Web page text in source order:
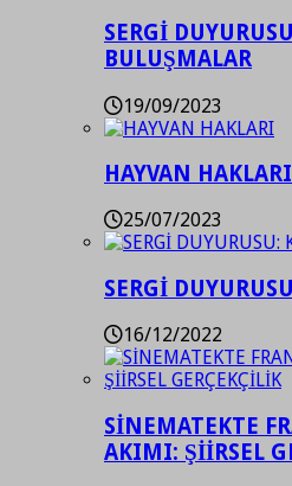
SERGİ
BULUŞMALAR
19/09/2023
HAYVAN HAKLARI
25/07/2023
SERGİ
16/12/2022
SİNEMATEKTE
AKIMI: ŞİİRSEL